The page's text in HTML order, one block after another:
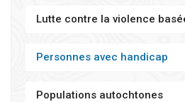
Lutte contre la violence
Personnes avec handicap
Populations autochtones